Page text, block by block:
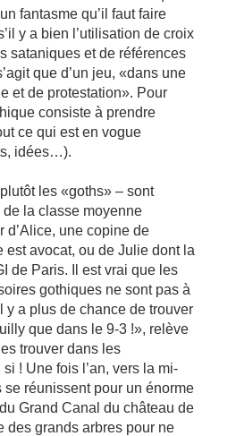
fantasme qu’il faut faire
y a bien l’utilisation de croix
sataniques et de références
que d’un jeu, «dans une
et de protestation». Pour
consiste à prendre
ce qui est en vogue
idées…).
les «goths» – sont
la classe moyenne
d’Alice, une copine de
est avocat, ou de Julie dont la
de Paris. Il est vrai que les
gothiques ne sont pas à
y a plus de chance de trouver
que dans le 9-3 !», relève
trouver dans les
! Une fois l’an, vers la mi-
réunissent pour un énorme
Grand Canal du château de
des grands arbres pour ne